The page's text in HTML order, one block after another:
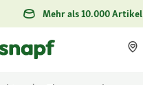
Mehr als 10.000 Artikel